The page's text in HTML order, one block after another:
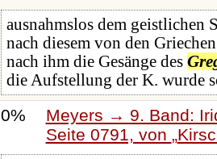
ausnahmslos dem geistlichen
nach diesem von den
nach ihm die Gesänge des
die Aufstellung der K. wurde
0%
Meyers → 9. Band:
Seite 0791, von